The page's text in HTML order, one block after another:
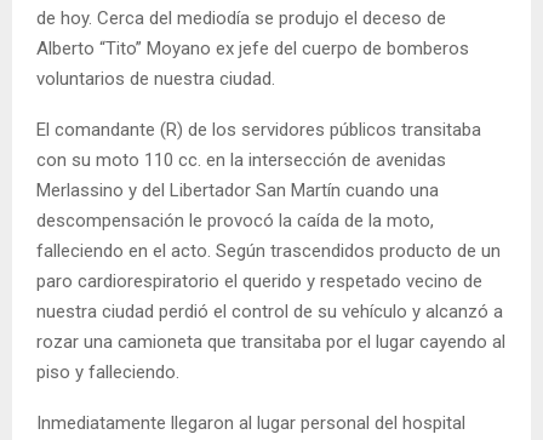
de hoy. Cerca del mediodía se produjo el deceso de
Alberto “Tito” Moyano ex jefe del cuerpo de bomberos
voluntarios de nuestra ciudad.
El comandante (R) de los servidores públicos transitaba
con su moto 110 cc. en la intersección de avenidas
Merlassino y del Libertador San Martín cuando una
descompensación le provocó la caída de la moto,
falleciendo en el acto. Según trascendidos producto de un
paro cardiorespiratorio el querido y respetado vecino de
nuestra ciudad perdió el control de su vehículo y alcanzó a
rozar una camioneta que transitaba por el lugar cayendo al
piso y falleciendo.
Inmediatamente llegaron al lugar personal del hospital